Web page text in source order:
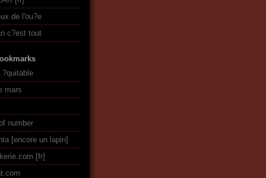
de l'ou?e
c?est tout
?quitable
mars
number
[encore un lapin]